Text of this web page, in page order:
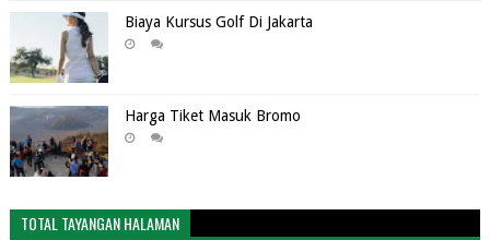
Biaya Kursus Golf Di Jakarta
Harga Tiket Masuk Bromo
TOTAL TAYANGAN HALAMAN